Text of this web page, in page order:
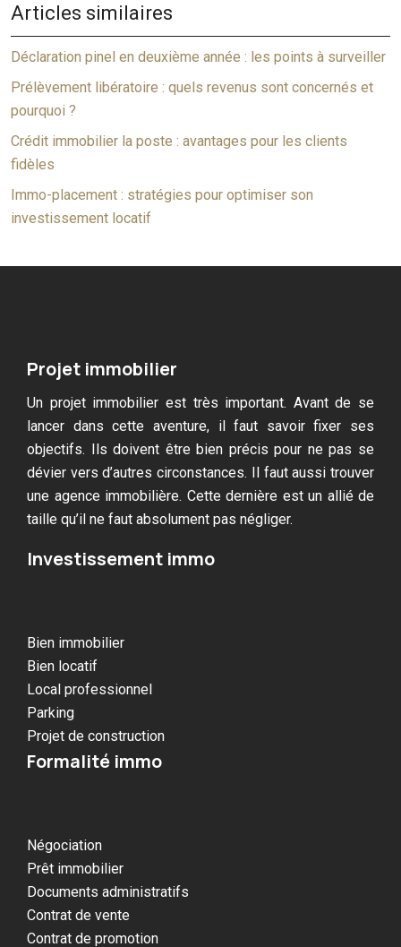
Articles similaires
Déclaration pinel en deuxième année : les points à surveiller
Prélèvement libératoire : quels revenus sont concernés et
pourquoi ?
Crédit immobilier la poste : avantages pour les clients
fidèles
Immo-placement : stratégies pour optimiser son
investissement locatif
Projet immobilier
Un projet immobilier est très important. Avant de se
lancer dans cette aventure, il faut savoir fixer ses
objectifs. Ils doivent être bien précis pour ne pas se
dévier vers d’autres circonstances. Il faut aussi trouver
une agence immobilière. Cette dernière est un allié de
taille qu’il ne faut absolument pas négliger.
Investissement immo
Bien immobilier
Bien locatif
Local professionnel
Parking
Projet de construction
Formalité immo
Négociation
Prêt immobilier
Documents administratifs
Contrat de vente
Contrat de promotion